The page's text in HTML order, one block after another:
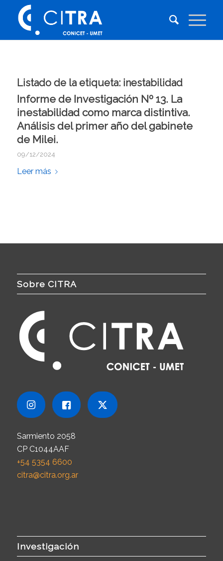
Listado de la etiqueta: inestabilidad
Informe de Investigación Nº 13. La
inestabilidad como marca distintiva.
Análisis del primer año del gabinete
de Milei.
09/12/2024
Leer más
Sobre CITRA
Sarmiento 2058
CP C1044AAF
+54 5354 6600
citra@citra.org.ar
Investigación